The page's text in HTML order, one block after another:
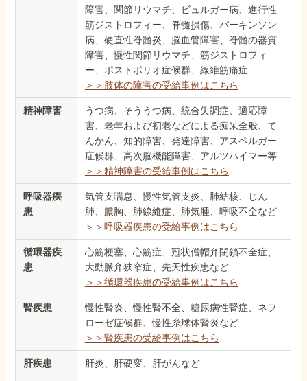
障害、関節リウマチ、ビュルガー病、進行性
筋ジストロフィー、脊髄損傷、パーキンソン
病、硬直性脊髄炎、脳血管障害、脊髄の器質
障害、慢性関節リウマチ、筋ジストロフィ
ー、ポストポリオ症候群、線維筋痛症
＞＞肢体の障害の受給事例はこちら
精神障害
うつ病、そううつ病、統合失調症、適応障
害、老年および初老などによる痴呆全般、て
んかん、知的障害、発達障害、アスペルガー
症候群、高次脳機能障害、アルツハイマー等
＞＞精神障害の受給事例はこちら
呼吸器疾
患
気管支喘息、慢性気管支炎、肺結核、じん
肺、膿胸、肺線維症、肺気腫、呼吸不全など
＞＞呼吸器疾患の受給事例はこちら
循環器疾
患
心筋梗塞、心筋症、冠状僧帽弁閉鎖不全症、
大動脈弁狭窄症、先天性疾患など
＞＞循環器疾患の受給事例はこちら
腎疾患
慢性腎炎、慢性腎不全、糖尿病性腎症、ネフ
ローゼ症候群、慢性糸球体腎炎など
＞＞腎疾患の受給事例はこちら
肝疾患 肝炎、肝硬変、肝がんなど